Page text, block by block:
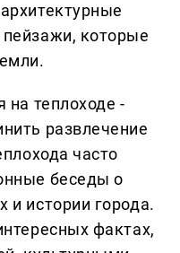
которые
на теплоходе -
развлечение
часто
беседы о
и истории города.
фактах,